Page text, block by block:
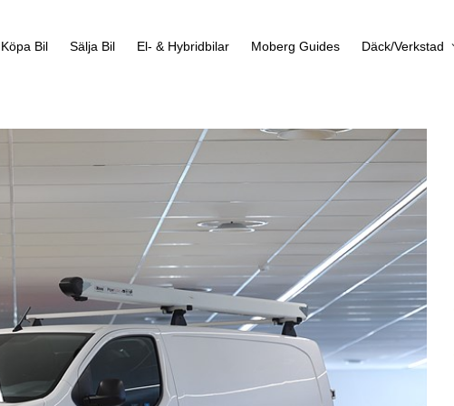
Köpa Bil Sälja Bil El- & Hybridbilar Moberg Guides Däck/Verkstad